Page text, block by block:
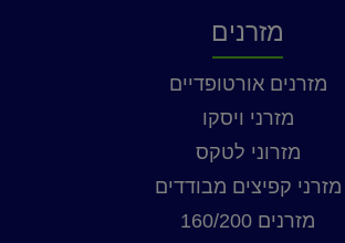
מזרנים
מזרנים אורטופדיים
מזרני ויסקו
מזרוני לטקס
מזרני קפיצים מבודדים
מזרנים 160/200